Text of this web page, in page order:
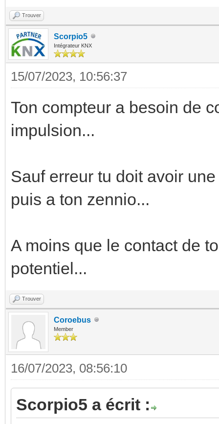
Trouver
Scorpio5
Intégrateur KNX
15/07/2023, 10:56:37
Ton compteur a besoin de
impulsion...
Sauf erreur tu doit avoir
puis a ton zennio...
A moins que le contact de
potentiel...
Trouver
Coroebus
Member
16/07/2023, 08:56:10
Scorpio5 a écrit :